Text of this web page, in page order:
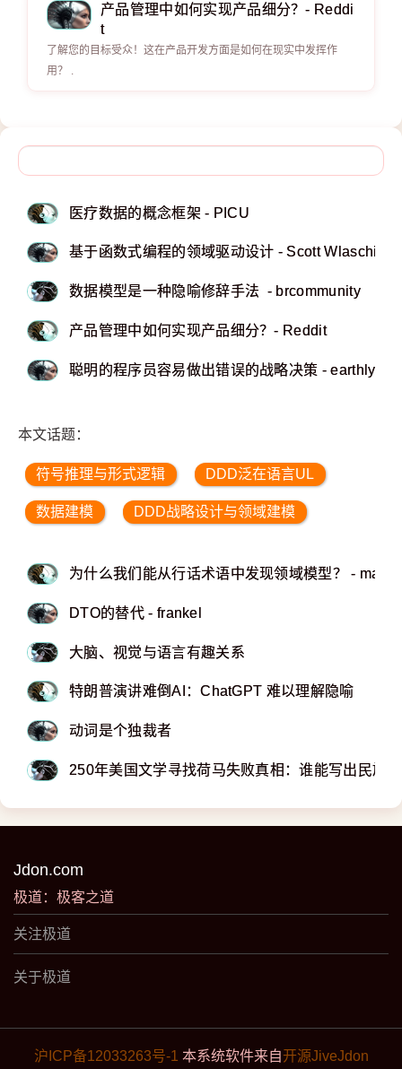
产品管理中如何实现产品细分？- Reddi
t
了解您的目标受众！这在产品开发方面是如何在现实中发挥作
用？ .
医疗数据的概念框架 - PICU
基于函数式编程的领域驱动设计 - Scott Wlaschin
数据模型是一种隐喻修辞手法 - brcommunity
产品管理中如何实现产品细分？- Reddit
聪明的程序员容易做出错误的战略决策 - earthly
本文话题：
符号推理与形式逻辑 DDD泛在语言UL
数据建模 DDD战略设计与领域建模
为什么我们能从行话术语中发现领域模型？ -
DTO的替代 - frankel
大脑、视觉与语言有趣关系
特朗普演讲难倒AI：ChatGPT 难以理解隐喻
动词是个独裁者
250年美国文学寻找荷马失败真相：谁能写出民族
Jdon.com
极道：极客之道
关注极道
关于极道
沪ICP备12033263号-1 本系统软件来自开源JiveJdon